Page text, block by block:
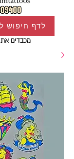
מכבדים את
לדף חיפוש